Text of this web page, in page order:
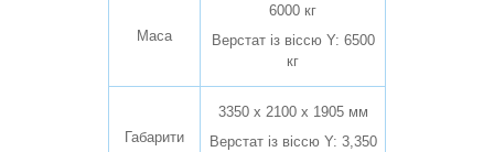
Маса
6000 кг
Верстат із віссю Y: 6500
кг
Габарити
3350 х 2100 х 1905 мм
Верстат із віссю Y: 3,350